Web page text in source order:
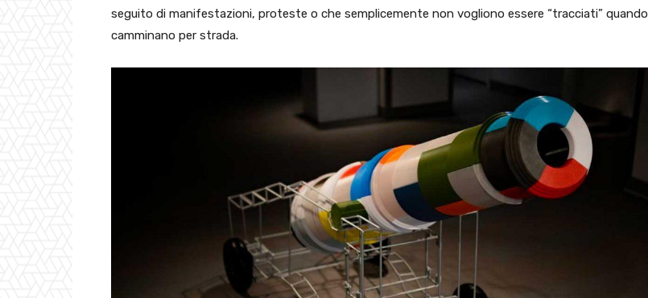
seguito di manifestazioni, proteste o che semplicemente non vogliono essere “tracciati” quando
camminano per strada.